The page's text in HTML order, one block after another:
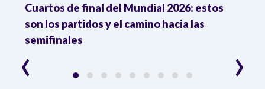
Cuartos de final del Mundial 2026: estos
son los partidos y el camino hacia las
semifinales
‹ ›